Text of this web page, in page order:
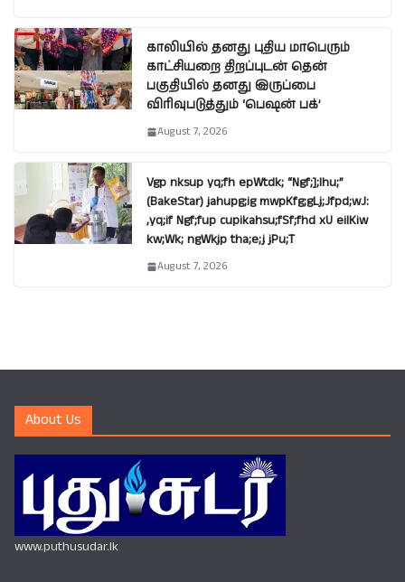
காலியில் தனது புதிய மாபெரும்
காட்சியறை திறப்புடன் தென்
பகுதியில் தனது இருப்பை
விரிவுபடுத்தும் ‘பெஷன் பக்’
August 7, 2026
Vgp nksup yq;fh epWtdk; “Ngf;];lhu;”
(BakeStar) jahupg;ig mwpKfg;gLj;Jfpd;wJ:
,yq;if Ngf;fup cupikahsu;fSf;fhd xU eilKiw
kw;Wk; ngWkjp tha;e;j jPu;T
August 7, 2026
About Us
www.puthusudar.lk